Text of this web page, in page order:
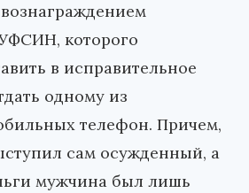
которого
в исправительное
одному из
телефон. Причем,
сам осужденный, а
мужчина был лишь